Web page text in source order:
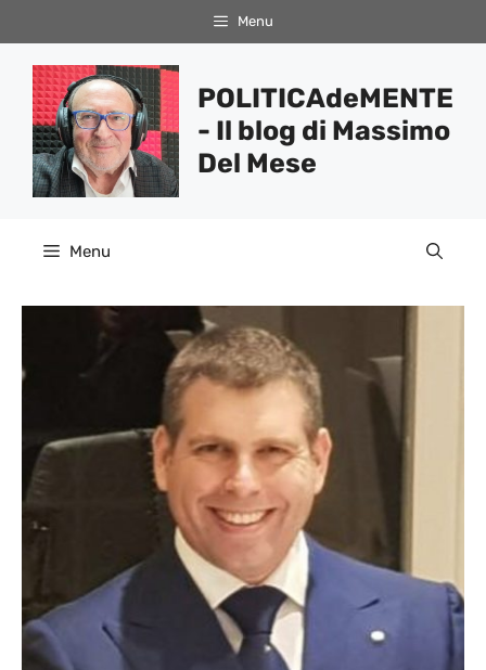
al
contenuto
Menu
POLITICAdeMENTE
- Il blog di Massimo
Del Mese
Menu